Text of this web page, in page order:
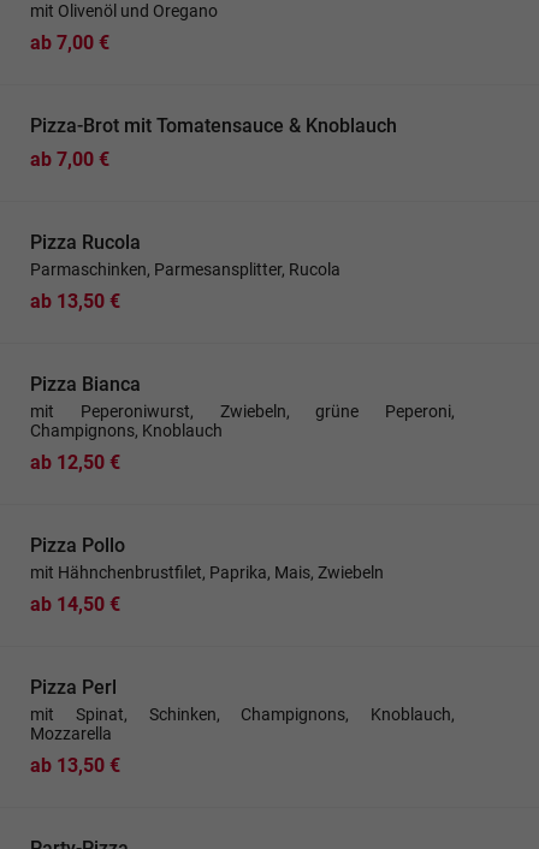
mit Olivenöl und Oregano
ab 7,00 €
Pizza-Brot mit Tomatensauce & Knoblauch
ab 7,00 €
Pizza Rucola
Parmaschinken, Parmesansplitter, Rucola
ab 13,50 €
Pizza Bianca
mit Peperoniwurst, Zwiebeln, grüne Peperoni,
Champignons, Knoblauch
ab 12,50 €
Pizza Pollo
mit Hähnchenbrustfilet, Paprika, Mais, Zwiebeln
ab 14,50 €
Pizza Perl
mit Spinat, Schinken, Champignons, Knoblauch,
Mozzarella
ab 13,50 €